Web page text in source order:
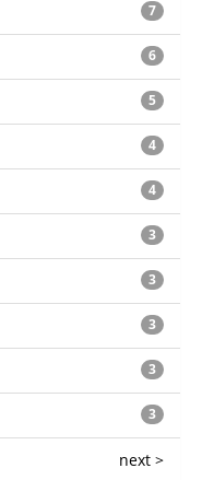
7
6
5
4
4
3
3
3
3
3
next >